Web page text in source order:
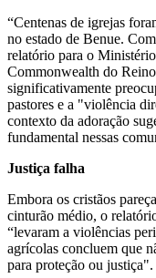
“Centenas de igrejas
no estado de Benue.
relatório para o
Commonwealth do
significativamente
pastores e a "violência
contexto da adoração
fundamental nessas
Justiça falha
Embora os cristãos
cinturão médio, o
“levaram a violências
agrícolas concluem que
para proteção ou justiça".